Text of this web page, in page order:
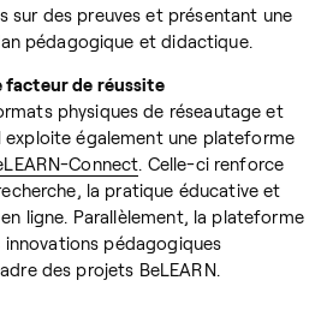
sur des preuves et présentant une
pédagogique et didactique.
facteur de réussite
physiques de réseautage et
exploite également une plateforme
Connect. Celle-ci renforce
la pratique éducative et
ligne. Parallèlement, la plateforme
pédagogiques
des projets BeLEARN.